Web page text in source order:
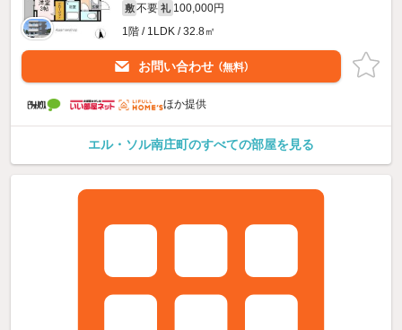
敷 不要 礼 100,000円
1階 / 1LDK / 32.8㎡
お問い合わせ （無料）
ほか提供
エル・ソル南庄町のすべての部屋を見る